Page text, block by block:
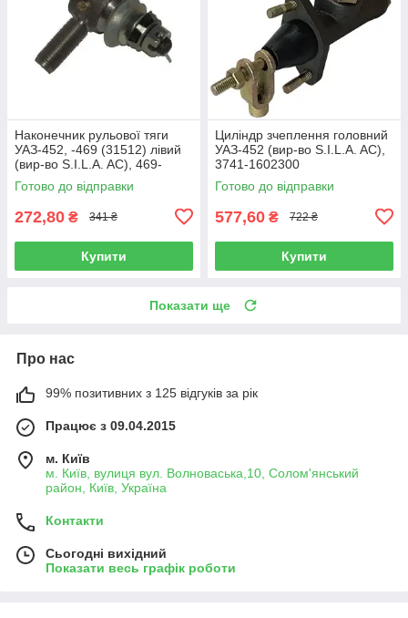
Наконечник рульової тяги
УАЗ-452, -469 (31512) лівий
(вир-во S.I.L.A. AC), 469-
3414057
Готово до відправки
272,80 ₴ 341 ₴
Купити
Циліндр зчеплення головний
УАЗ-452 (вир-во S.I.L.A. AC),
3741-1602300
Готово до відправки
577,60 ₴ 722 ₴
Купити
Показати ще
Про нас
99% позитивних з 125 відгуків за рік
Працює з 09.04.2015
м. Київ
м. Київ, вулиця вул. Волноваська,10, Солом'янський
район, Київ, Україна
Контакти
Сьогодні вихідний
Показати весь графік роботи